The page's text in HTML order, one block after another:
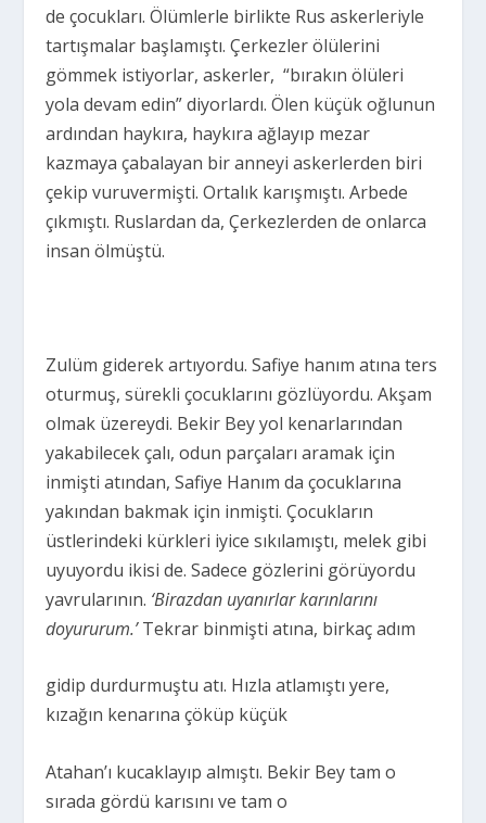
de çocukları. Ölümlerle birlikte Rus askerleriyle
tartışmalar başlamıştı. Çerkezler ölülerini
gömmek istiyorlar, askerler, “bırakın ölüleri
yola devam edin” diyorlardı. Ölen küçük oğlunun
ardından haykıra, haykıra ağlayıp mezar
kazmaya çabalayan bir anneyi askerlerden biri
çekip vuruvermişti. Ortalık karışmıştı. Arbede
çıkmıştı. Ruslardan da, Çerkezlerden de onlarca
insan ölmüştü.
Zulüm giderek artıyordu. Safiye hanım atına ters
oturmuş, sürekli çocuklarını gözlüyordu. Akşam
olmak üzereydi. Bekir Bey yol kenarlarından
yakabilecek çalı, odun parçaları aramak için
inmişti atından, Safiye Hanım da çocuklarına
yakından bakmak için inmişti. Çocukların
üstlerindeki kürkleri iyice sıkılamıştı, melek gibi
uyuyordu ikisi de. Sadece gözlerini görüyordu
yavrularının. ‘Birazdan uyanırlar karınlarını
doyururum.’Tekrar binmişti atına, birkaç adım
gidip durdurmuştu atı. Hızla atlamıştı yere,
kızağın kenarına çöküp küçük
Atahan’ı kucaklayıp almıştı. Bekir Bey tam o
sırada gördü karısını ve tam o